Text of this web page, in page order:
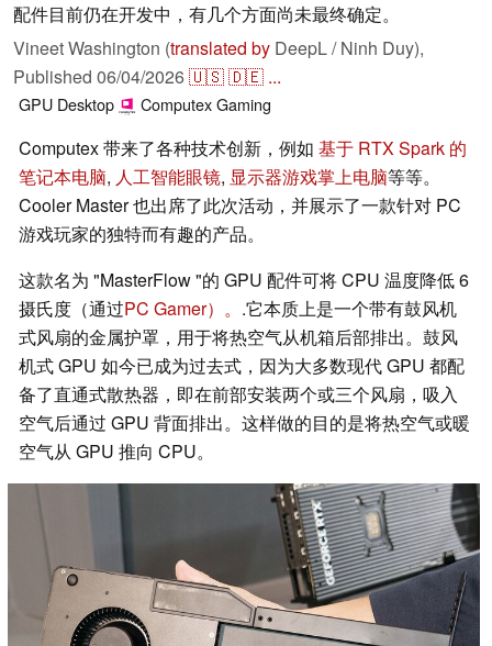
配件目前仍在开发中，有几个方面尚未最终确定。
Vineet Washington (translated by DeepL / Ninh Duy),
Published 06/04/2026🇺🇸🇩🇪 ...
GPU Desktop Computex Gaming
Computex 带来了各种技术创新，例如 基于 RTX Spark 的
笔记本电脑, 人工智能眼镜, 显示器游戏掌上电脑等等。
Cooler Master 也出席了此次活动，并展示了一款针对 PC
游戏玩家的独特而有趣的产品。
这款名为 "MasterFlow "的 GPU 配件可将 CPU 温度降低 6
摄氏度（通过PC Gamer）。 .它本质上是一个带有鼓风机
式风扇的金属护罩，用于将热空气从机箱后部排出。鼓风
机式 GPU 如今已成为过去式，因为大多数现代 GPU 都配
备了直通式散热器，即在前部安装两个或三个风扇，吸入
空气后通过 GPU 背面排出。这样做的目的是将热空气或暖
空气从 GPU 推向 CPU。